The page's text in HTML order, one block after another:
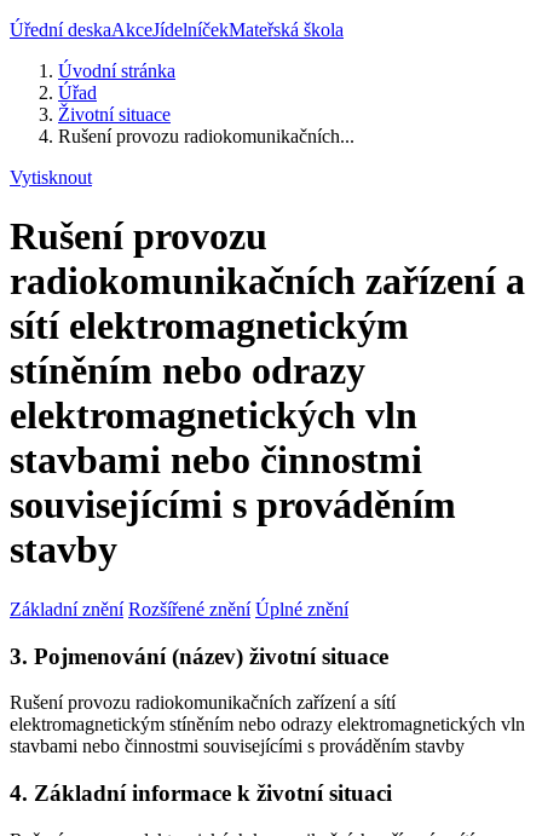
Úřední deskaAkceJídelníčekMateřská škola
Úvodní stránka
Úřad
Životní situace
Rušení provozu radiokomunikačních...
Vytisknout
Rušení provozu
radiokomunikačních zařízení a
sítí elektromagnetickým
stíněním nebo odrazy
elektromagnetických vln
stavbami nebo činnostmi
souvisejícími s prováděním
stavby
Základní znění Rozšířené znění Úplné znění
3. Pojmenování (název) životní situace
Rušení provozu radiokomunikačních zařízení a sítí
elektromagnetickým stíněním nebo odrazy elektromagnetických vln
stavbami nebo činnostmi souvisejícími s prováděním stavby
4. Základní informace k životní situaci